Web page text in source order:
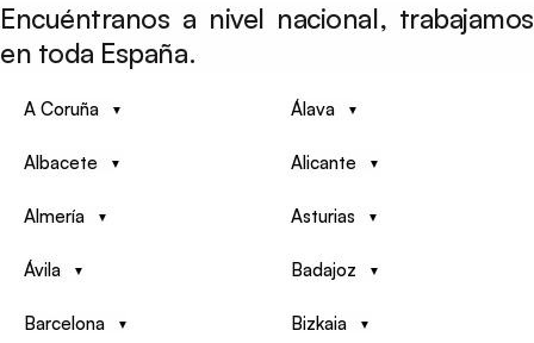
Encuéntranos a nivel nacional, trabajamos
en toda España.
A Coruña Álava
Albacete Alicante
Almería Asturias
Ávila Badajoz
Barcelona Bizkaia